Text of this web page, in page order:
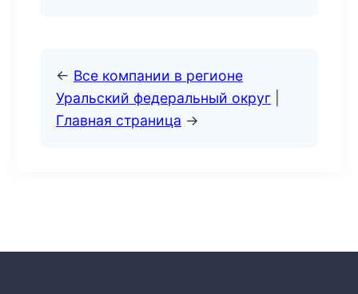
← Все компании в регионе
Уральский федеральный округ
Главная страница →